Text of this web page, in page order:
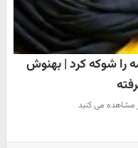
را شوکه کرد | بهنوش
مشاهده می کنید